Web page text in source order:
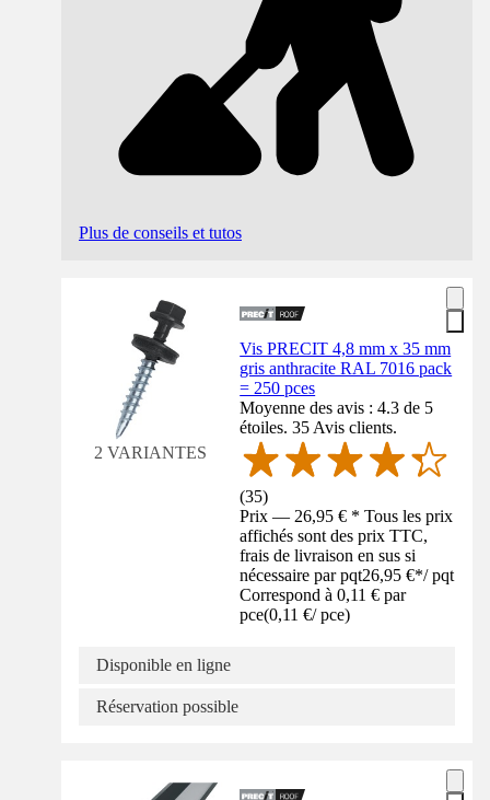
Plus de conseils et tutos
2 VARIANTES
Vis PRECIT 4,8 mm x 35 mm
gris anthracite RAL 7016 pack
= 250 pces
Moyenne des avis : 4.3 de 5
étoiles. 35 Avis clients.
(35)
Prix — 26,95 € * Tous les prix
affichés sont des prix TTC,
frais de livraison en sus si
nécessaire par pqt26,95 €*/ pqt
Correspond à 0,11 € par
pce(0,11 €/ pce)
Disponible en ligne
Réservation possible